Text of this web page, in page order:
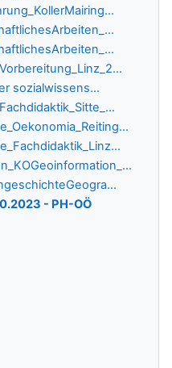
sozialwissens...
- PH-OÖ